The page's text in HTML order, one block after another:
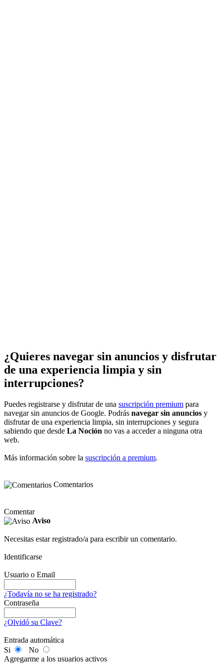
¿Quieres navegar sin anuncios y disfrutar
de una experiencia limpia y sin
interrupciones?
Puedes registrarse y disfrutar de una suscripción premium para
navegar sin anuncios de Google. Podrás navegar sin anuncios y
disfrutar de una experiencia limpia, sin interrupciones y segura
sabiendo que desde La Noción no vas a acceder a ninguna otra
web.
Más información sobre la suscripción a premium.
Comentarios
Comentar
Aviso
Necesitas estar registrado/a para escribir un comentario.
Identificarse
Usuario o Email
¿Todavía no se ha registrado?
Contraseña
¿Olvidó su Clave?
Entrada automática
Si
No
Agregarme a los usuarios activos